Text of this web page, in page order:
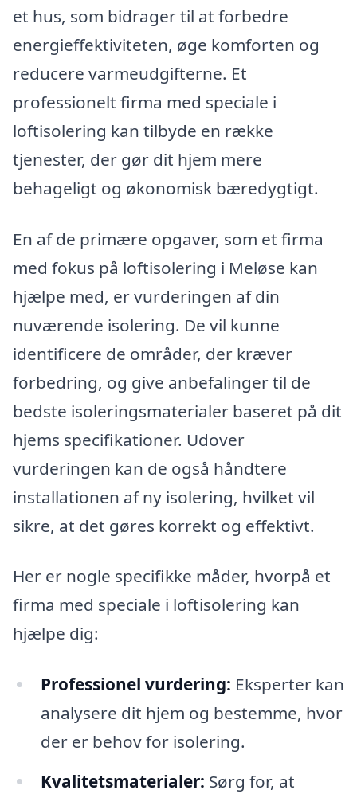
et hus, som bidrager til at forbedre
energieffektiviteten, øge komforten og
reducere varmeudgifterne. Et
professionelt firma med speciale i
loftisolering kan tilbyde en række
tjenester, der gør dit hjem mere
behageligt og økonomisk bæredygtigt.
En af de primære opgaver, som et firma
med fokus på loftisolering i Meløse kan
hjælpe med, er vurderingen af din
nuværende isolering. De vil kunne
identificere de områder, der kræver
forbedring, og give anbefalinger til de
bedste isoleringsmaterialer baseret på dit
hjems specifikationer. Udover
vurderingen kan de også håndtere
installationen af ny isolering, hvilket vil
sikre, at det gøres korrekt og effektivt.
Her er nogle specifikke måder, hvorpå et
firma med speciale i loftisolering kan
hjælpe dig:
Professionel vurdering: Eksperter kan
analysere dit hjem og bestemme, hvor
der er behov for isolering.
Kvalitetsmaterialer: Sørg for, at